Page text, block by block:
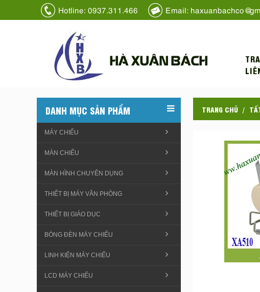
Hotline: 0937.311.466 Email:
HÀ XUÂN BÁCH
TRANG CHỦ
DANH MỤC SẢN PHẨM
MÁY CHIẾU
MÀN CHIẾU
MÀN HÌNH CHUYÊN DỤNG
THIẾT BỊ MÁY VĂN PHÒNG
THIẾT BỊ GIÁO DỤC
BÓNG ĐÈN MÁY CHIẾU
LINH KIỆN MÁY CHIẾU
LCD MÁY CHIẾU